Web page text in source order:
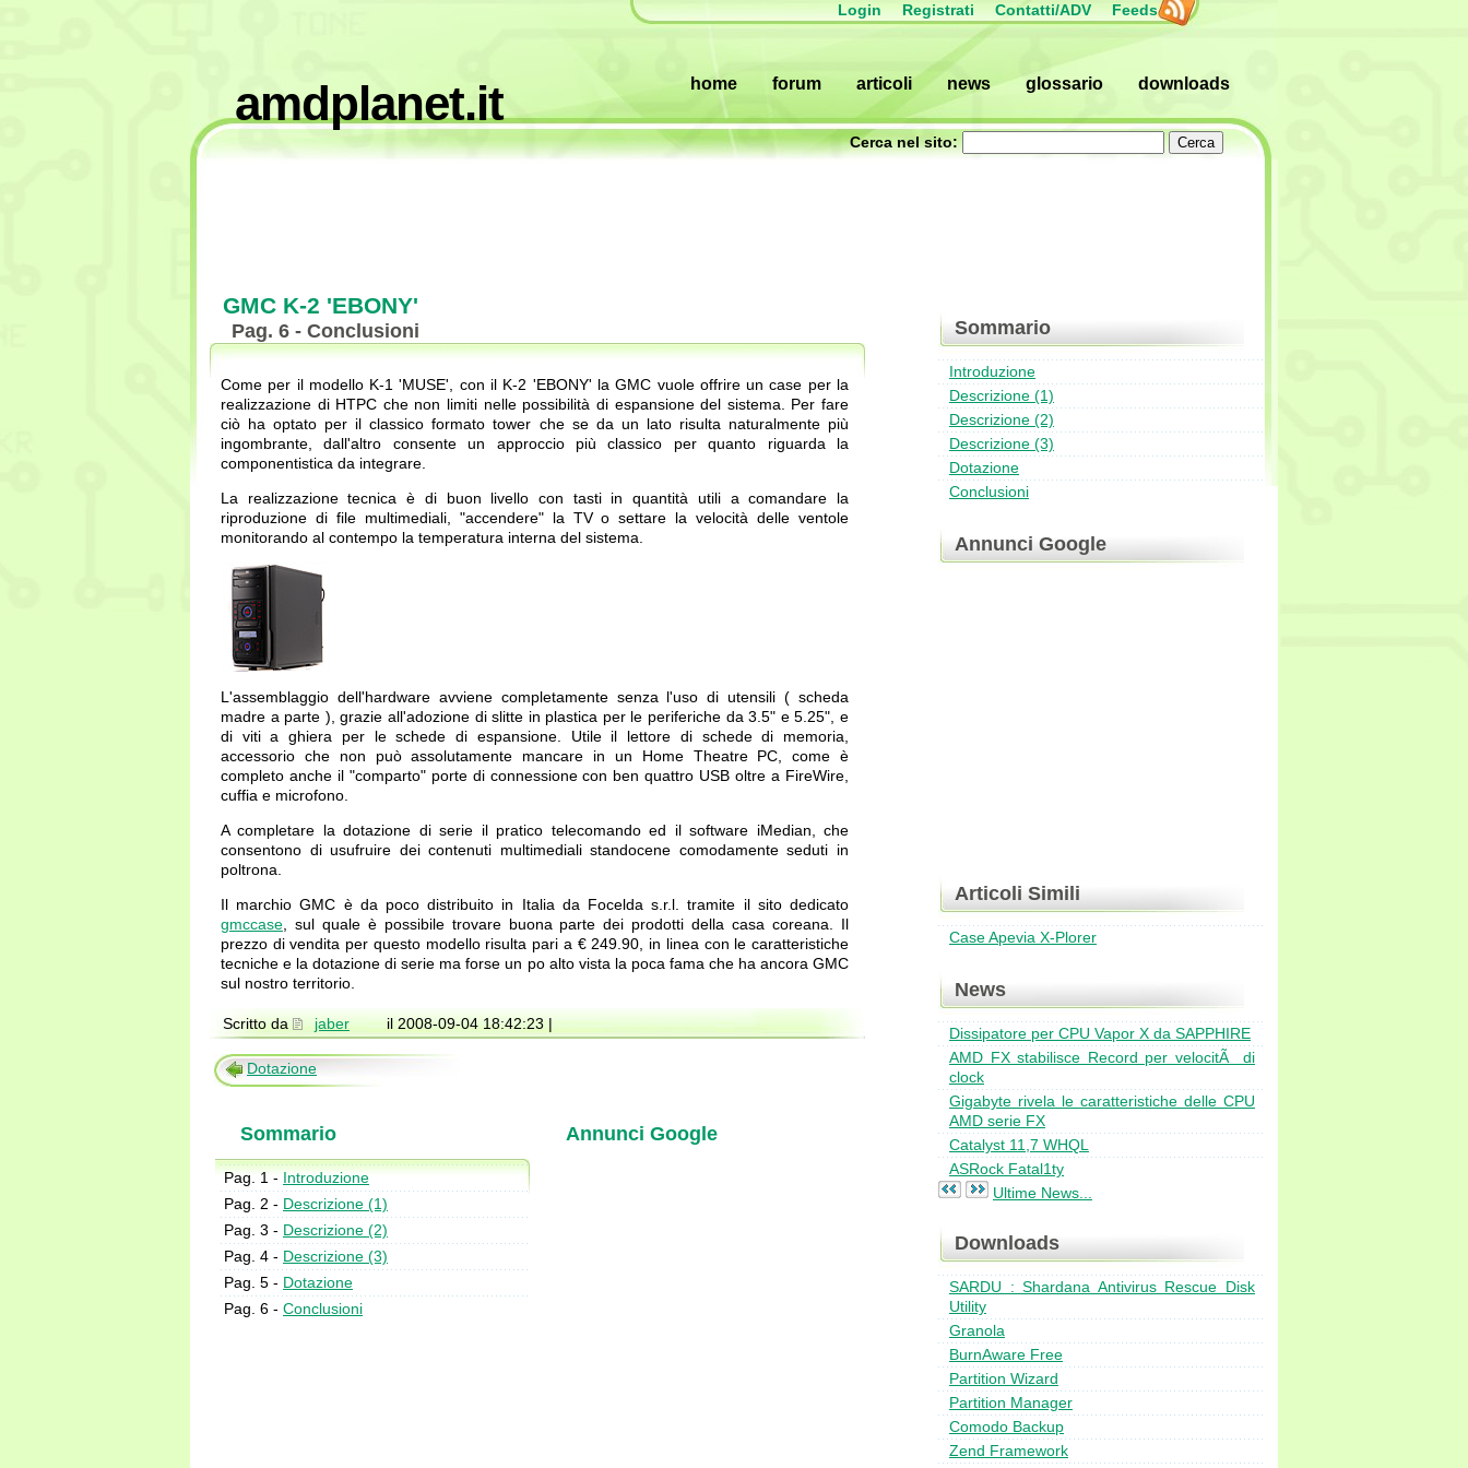
amdplanet.it
Login Registrati Contatti/ADV Feeds
home forum articoli news glossario downloads
Cerca nel sito:
GMC K-2 'EBONY'
Pag. 6 - Conclusioni
Come per il modello K-1 'MUSE', con il K-2 'EBONY' la GMC vuole offrire un case per la
realizzazione di HTPC che non limiti nelle possibilità di espansione del sistema. Per fare
ciò ha optato per il classico formato tower che se da un lato risulta naturalmente più
ingombrante, dall'altro consente un approccio più classico per quanto riguarda la
componentistica da integrare.
La realizzazione tecnica è di buon livello con tasti in quantità utili a comandare la
riproduzione di file multimediali, "accendere" la TV o settare la velocità delle ventole
monitorando al contempo la temperatura interna del sistema.
L'assemblaggio dell'hardware avviene completamente senza l'uso di utensili ( scheda
madre a parte ), grazie all'adozione di slitte in plastica per le periferiche da 3.5" e 5.25", e
di viti a ghiera per le schede di espansione. Utile il lettore di schede di memoria,
accessorio che non può assolutamente mancare in un Home Theatre PC, come è
completo anche il "comparto" porte di connessione con ben quattro USB oltre a FireWire,
cuffia e microfono.
A completare la dotazione di serie il pratico telecomando ed il software iMedian, che
consentono di usufruire dei contenuti multimediali standocene comodamente seduti in
poltrona.
Il marchio GMC è da poco distribuito in Italia da Focelda s.r.l. tramite il sito dedicato
gmccase , sul quale è possibile trovare buona parte dei prodotti della casa coreana. Il
prezzo di vendita per questo modello risulta pari a € 249.90, in linea con le caratteristiche
tecniche e la dotazione di serie ma forse un po alto vista la poca fama che ha ancora GMC
sul nostro territorio.
Scritto da jaber il 2008-09-04 18:42:23 |
Dotazione
Sommario
Pag. 1 - Introduzione
Pag. 2 - Descrizione (1)
Pag. 3 - Descrizione (2)
Pag. 4 - Descrizione (3)
Pag. 5 - Dotazione
Pag. 6 - Conclusioni
Annunci Google
Sommario
Introduzione
Descrizione (1)
Descrizione (2)
Descrizione (3)
Dotazione
Conclusioni
Annunci Google
Articoli Simili
Case Apevia X-Plorer
News
Dissipatore per CPU Vapor X da SAPPHIRE
AMD FX stabilisce Record per velocitÃ di
clock
Gigabyte rivela le caratteristiche delle CPU
AMD serie FX
Catalyst 11,7 WHQL
ASRock Fatal1ty
Ultime News...
Downloads
SARDU : Shardana Antivirus Rescue Disk
Utility
Granola
BurnAware Free
Partition Wizard
Partition Manager
Comodo Backup
Zend Framework